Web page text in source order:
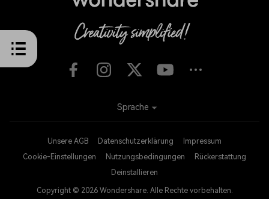
Unsere AGB Datenschutzerklärung
Impressum
Cookie-Einstellungen
Nutzungsbedingungen
Rückerstattung
Deinstallieren
Copyright © 2026 Wondershare. Alle Rechte vorbehalten.
Sprache